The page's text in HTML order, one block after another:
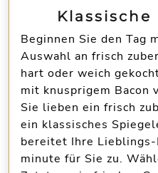
Klassische
Beginnen Sie den Tag
Auswahl an frisch
hart oder weich
mit knusprigem Bacon
Sie lieben ein frisch
ein klassisches
bereitet Ihre
minute für Sie zu.